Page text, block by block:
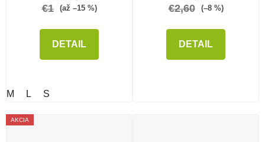
€1 (až –15 %)
DETAIL
M L S
€2,60 (–8 %)
DETAIL
AKCIA